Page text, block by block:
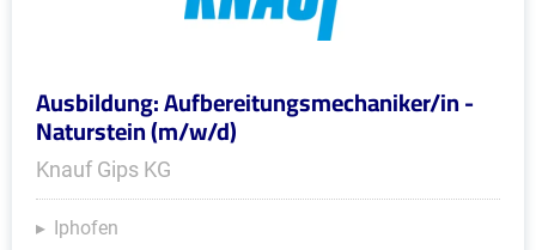
Ausbildung: Aufbereitungsmechaniker/in -
Naturstein (m/w/d)
Knauf Gips KG
Iphofen